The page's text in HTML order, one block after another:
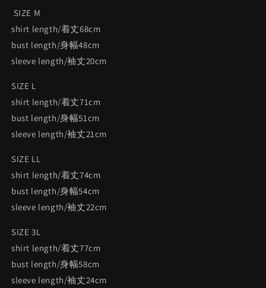
SIZE M
shirt length/着丈68cm
bust length/身幅48cm
sleeve length/袖丈20cm
SIZE L
shirt length/着丈71cm
bust length/身幅51cm
sleeve length/袖丈21cm
SIZE LL
shirt length/着丈74cm
bust length/身幅54cm
sleeve length/袖丈22cm
SIZE 3L
shirt length/着丈77cm
bust length/身幅58cm
sleeve length/袖丈24cm